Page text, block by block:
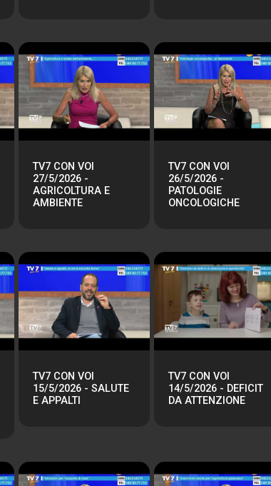
TV7 CON VOI
27/5/2026 -
AGRICOLTURA E
AMBIENTE
TV7 CON VOI
26/5/2026 -
PATOLOGIE
ONCOLOGICHE
TV7 CON VOI
15/5/2026 - SALUTE
E APPALTI
TV7 CON VOI
14/5/2026 - DEFICIT
DA ATTENZIONE